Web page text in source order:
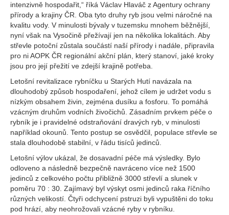
intenzivně hospodařit,“ říká Václav Hlaváč z Agentury ochrany
přírody a krajiny ČR. Oba tyto druhy ryb jsou velmi náročné na
kvalitu vody. V minulosti bývaly v tuzemsku mnohem běžnější,
nyní však na Vysočině přežívají jen na několika lokalitách. Aby
střevle potoční zůstala součástí naší přírody i nadále, připravila
pro ni AOPK ČR regionální akční plán, který stanoví, jaké kroky
jsou pro její přežití ve zdejší krajině potřeba.
Letošní revitalizace rybníčku u Starých Hutí navázala na
dlouhodobý způsob hospodaření, jehož cílem je udržet vodu s
nízkým obsahem živin, zejména dusíku a fosforu. To pomáhá
vzácným druhům vodních živočichů. Zásadním prvkem péče o
rybník je i pravidelné odstraňování dravých ryb, v minulosti
například okounů. Tento postup se osvědčil, populace střevle se
stala dlouhodobě stabilní, v řádu tisíců jedinců.
Letošní výlov ukázal, že dosavadní péče má výsledky. Bylo
odloveno a následně bezpečně navráceno více než 1500
jedinců z celkového počtu přibližně 3000 střevlí a slunek v
poměru 70 : 30. Zajímavý byl výskyt osmi jedinců raka říčního
různých velikostí. Čtyři odchycení pstruzi byli vypuštěni do toku
pod hrází, aby neohrožovali vzácné ryby v rybníku.